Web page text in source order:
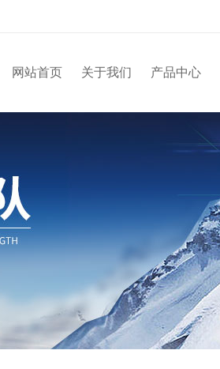
网站首页 关于我们 产品中心